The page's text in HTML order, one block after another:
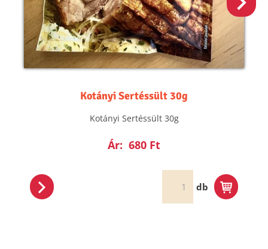
Kotányi Sertéssült 30g
Kotányi Sertéssült 30g
Ár: 680 Ft
db